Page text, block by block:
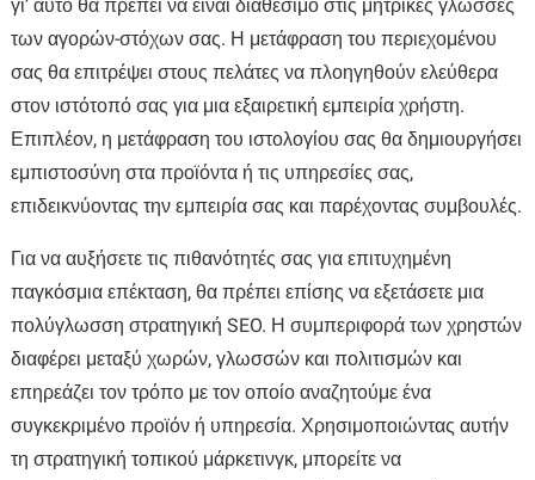
γι’ αυτό θα πρέπει να είναι διαθέσιμο στις μητρικές γλώσσες
των αγορών-στόχων σας. Η μετάφραση του περιεχομένου
σας θα επιτρέψει στους πελάτες να πλοηγηθούν ελεύθερα
στον ιστότοπό σας για μια εξαιρετική εμπειρία χρήστη.
Επιπλέον, η μετάφραση του ιστολογίου σας θα δημιουργήσει
εμπιστοσύνη στα προϊόντα ή τις υπηρεσίες σας,
επιδεικνύοντας την εμπειρία σας και παρέχοντας συμβουλές.
Για να αυξήσετε τις πιθανότητές σας για επιτυχημένη
παγκόσμια επέκταση, θα πρέπει επίσης να εξετάσετε μια
πολύγλωσση στρατηγική SEO. Η συμπεριφορά των χρηστών
διαφέρει μεταξύ χωρών, γλωσσών και πολιτισμών και
επηρεάζει τον τρόπο με τον οποίο αναζητούμε ένα
συγκεκριμένο προϊόν ή υπηρεσία. Χρησιμοποιώντας αυτήν
τη στρατηγική τοπικού μάρκετινγκ, μπορείτε να